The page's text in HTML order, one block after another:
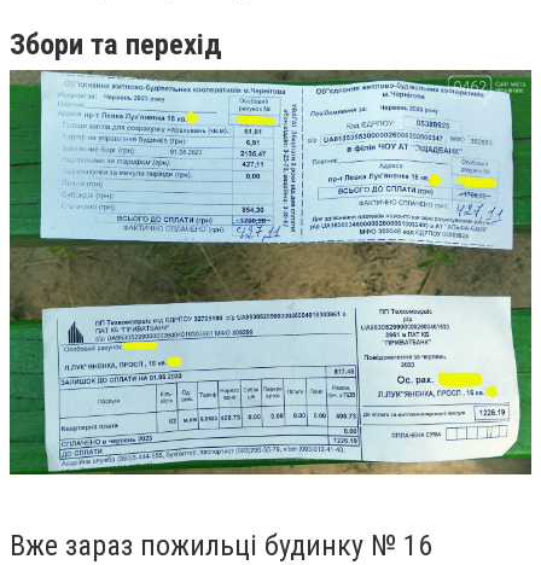
Збори та перехід
Вже зараз пожильці будинку № 16